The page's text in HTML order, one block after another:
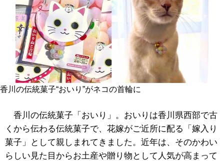
香川の伝統菓子“おいり”がネコの首輪に
香川の伝統菓子「おいり」。おいりは香川県西部で古
くから伝わる伝統菓子で、花嫁がご近所に配る「嫁入り
菓子」として親しまれてきました。近年は、そのかわい
らしい見た目からお土産や贈り物として人気が高まって